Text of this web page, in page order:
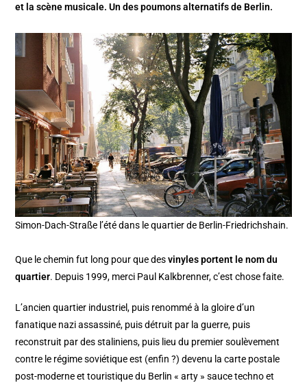
et la scène musicale. Un des poumons alternatifs de Berlin.
Simon-Dach-Straße l’été dans le quartier de Berlin-Friedrichshain.
Que le chemin fut long pour que desvinyles portent le nom du
quartier. Depuis 1999, merci Paul Kalkbrenner, c’est chose faite.
L’ancien quartier industriel, puis renommé à la gloire d’un
fanatique nazi assassiné, puis détruit par la guerre, puis
reconstruit par des staliniens, puis lieu du premier soulèvement
contre le régime soviétique est (enfin ?) devenu la carte postale
post-moderne et touristique du Berlin « arty » sauce techno et